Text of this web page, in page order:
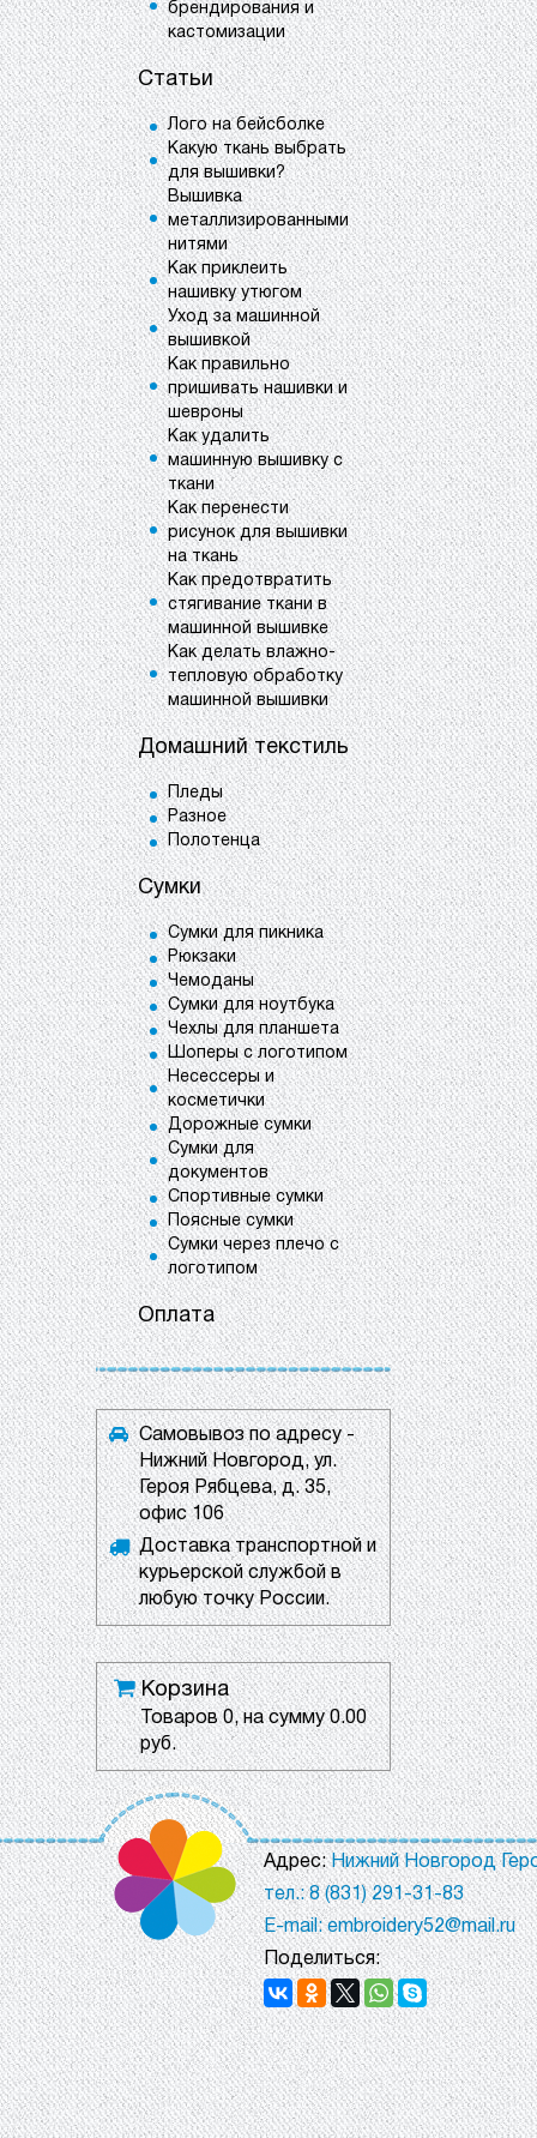
брендирования и
кастомизации
Статьи
Лого на бейсболке
Какую ткань выбрать
для вышивки?
Вышивка
металлизированными
нитями
Как приклеить
нашивку утюгом
Уход за машинной
вышивкой
Как правильно
пришивать нашивки и
шевроны
Как удалить
машинную вышивку с
ткани
Как перенести
рисунок для вышивки
на ткань
Как предотвратить
стягивание ткани в
машинной вышивке
Как делать влажно-
тепловую обработку
машинной вышивки
Домашний текстиль
Пледы
Разное
Полотенца
Сумки
Сумки для пикника
Рюкзаки
Чемоданы
Сумки для ноутбука
Чехлы для планшета
Шоперы с логотипом
Несессеры и
косметички
Дорожные сумки
Сумки для
документов
Спортивные сумки
Поясные сумки
Сумки через плечо с
логотипом
Оплата
Самовывоз по адресу -
Нижний Новгород, ул.
Героя Рябцева, д. 35,
офис 106
Доставка транспортной и
курьерской службой в
любую точку России.
Корзина
Товаров0, на сумму0.00
руб.
Адрес:Нижний Новгород
тел.: 8 (831) 291-31-83
E-mail: embroidery52@mail.ru
Поделиться: